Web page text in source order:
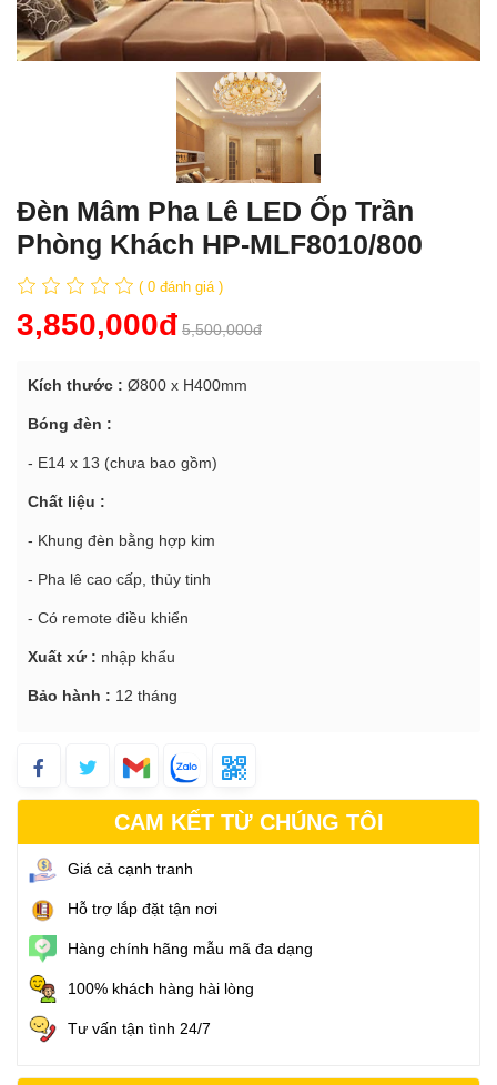
Đèn Mâm Pha Lê LED Ốp Trần
Phòng Khách HP-MLF8010/800
( 0 đánh giá )
3,850,000đ 5,500,000đ
Kích thước : Ø800 x H400mm
Bóng đèn :
- E14 x 13 (chưa bao gồm)
Chất liệu :
- Khung đèn bằng hợp kim
- Pha lê cao cấp, thủy tinh
- Có remote điều khiển
Xuất xứ : nhập khẩu
Bảo hành : 12 tháng
CAM KẾT TỪ CHÚNG TÔI
Giá cả cạnh tranh
Hỗ trợ lắp đặt tận nơi
Hàng chính hãng mẫu mã đa dạng
100% khách hàng hài lòng
Tư vấn tận tình 24/7